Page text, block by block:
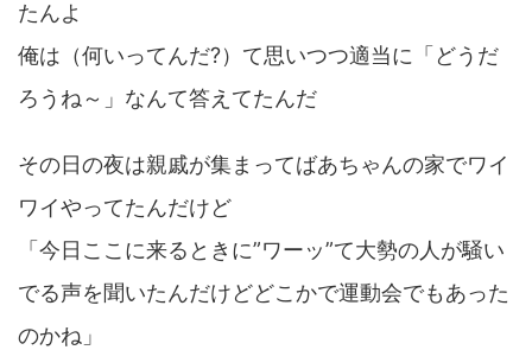
たんよ
俺は（何いってんだ?）て思いつつ適当に「どうだ
ろうね～」なんて答えてたんだ
その日の夜は親戚が集まってばあちゃんの家でワイ
ワイやってたんだけど
「今日ここに来るときに”ワーッ”て大勢の人が騒い
でる声を聞いたんだけどどこかで運動会でもあった
のかね」